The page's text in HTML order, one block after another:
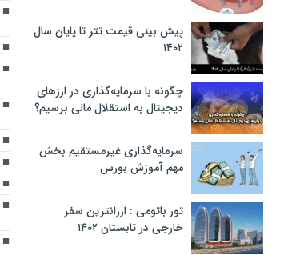
پیش بینی قیمت تتر تا پایان سال
۱۴۰۲
چگونه با سرمایه‌گذاری در ارزهای
دیجیتال به استقلال مالی برسیم؟
سرمایه‌گذاری غیرمستقیم بخش
مهم آموزش بورس
تور باتومی : ارزانترین سفر
خارجی در تابستان ۱۴۰۲